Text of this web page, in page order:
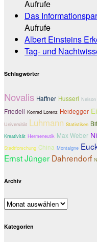
Aufrufe
Das
Aufrufe
Albert Einsteins
Tag- und
Schlagwörter
Novalis Haffner Husserl Nelson
Friedell Konrad Lorenz Heidegger
Universität Luhmann Statistiken
Kreativität Hermeneutik Max Weber
Stadtforschung China Montaigne
Ernst Jünger Dahrendorf
Archiv
Archiv
Kategorien